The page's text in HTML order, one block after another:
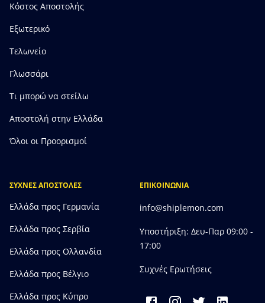
Κόστος Αποστολής
Εξωτερικό
Τελωνείο
Γλωσσάρι
Τι μπορώ να στείλω
Αποστολή στην Ελλάδα
Όλοι οι Προορισμοί
ΣΥΧΝΕΣ ΑΠΟΣΤΟΛΕΣ
Ελλάδα προς Γερμανία
Ελλάδα προς Σερβία
Ελλάδα προς Ολλανδία
Ελλάδα προς Bέλγιο
Ελλάδα προς Κύπρο
ΕΠΙΚΟΙΝΩΝΙΑ
info@shiplemon.com
Υποστήριξη: Δευ-Παρ 09:00 -
17:00
Συχνές Ερωτήσεις